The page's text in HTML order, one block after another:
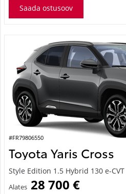
Saada ostusoov
#FR79806550
Toyota Yaris Cross
Style Edition 1.5 Hybrid 130 e-
Alates 28 700 €